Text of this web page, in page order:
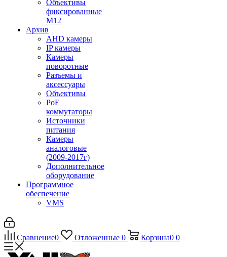
Объективы
фиксированные
М12
Архив
AHD камеры
IP камеры
Камеры
поворотные
Разъемы и
аксессуары
Объективы
PoE
коммутаторы
Источники
питания
Камеры
аналоговые
(2009-2017г)
Дополнительное
оборудование
Программное
обеспечение
VMS
Сравнение0 Отложенные 0 Корзина0 0